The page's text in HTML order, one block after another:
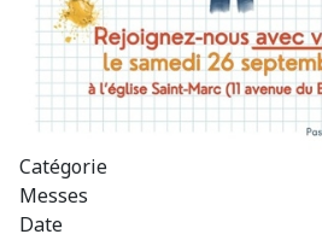
Catégorie
Messes
Date